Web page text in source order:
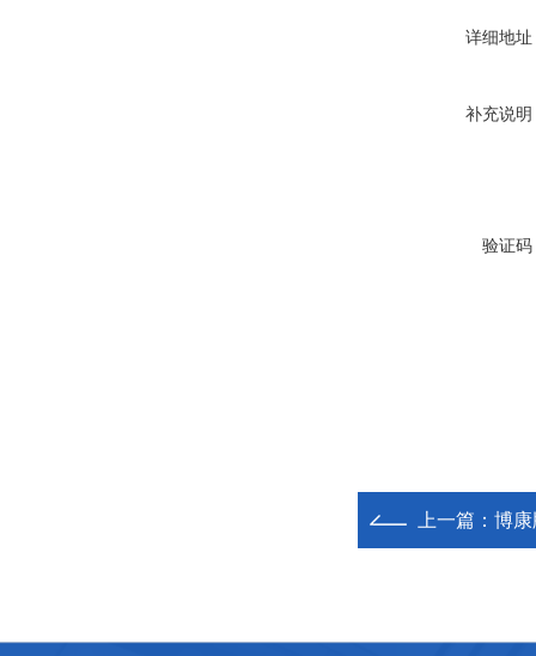
详细地址
补充说明
验证码
上一篇： 博